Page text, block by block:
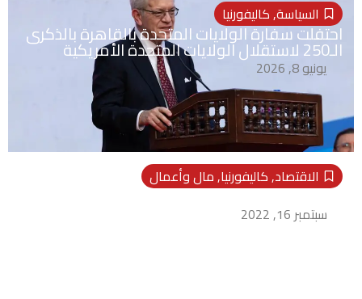
السياسة,كاليفورنيا
احتفلت سفارة الولايات المتحدة بالقاهرة بالذكرى
الـ250 لاستقلال الولايات المتحدة الأمريكية
يونيو 8, 2026
الاقتصاد,كاليفورنيا,مال وأعمال
قفزة كبيرة في قيمة العملة الخضراء
سبتمبر 16, 2022